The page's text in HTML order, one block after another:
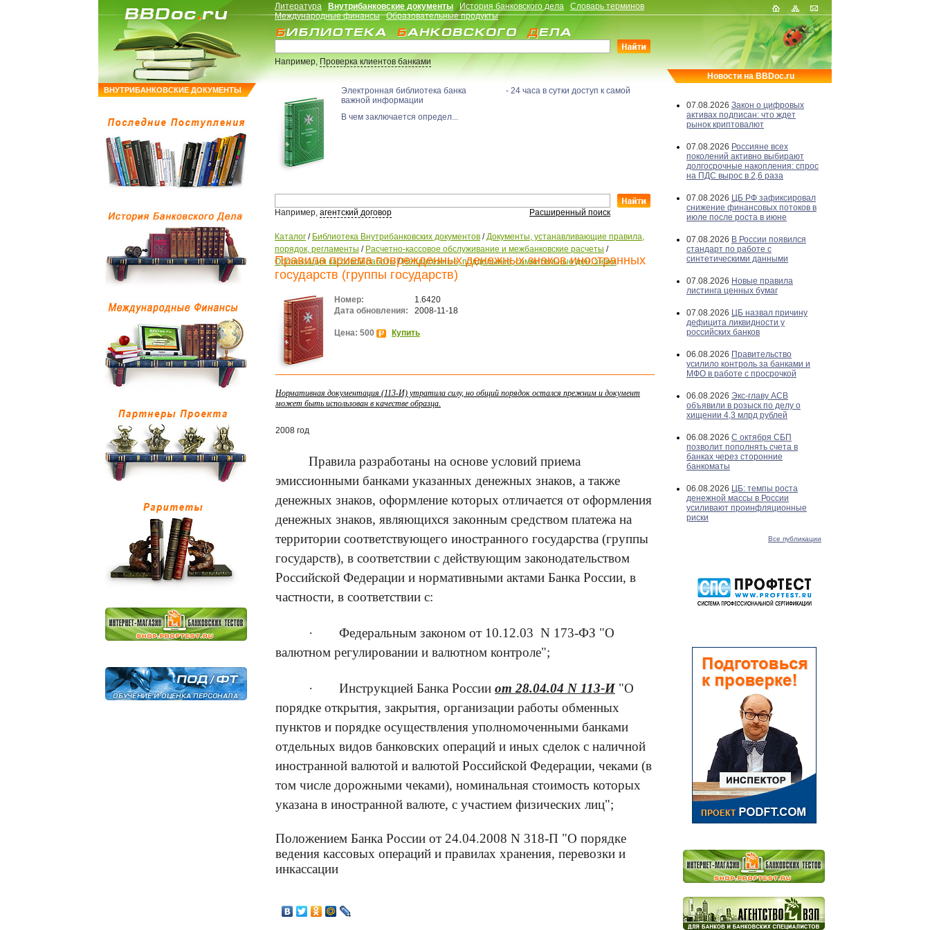
ВНУТРИБАНКОВСКИЕ ДОКУМЕНТЫ
Литература Внутрибанковские документы История банковского дела
Словарь терминов
Международные финансы
Образовательные продукты
Например,Проверка клиентов банками
Электронная библиотека банка - 24 часа в сутки доступ к самой
важной информации
В чем заключается определ...
Например, агентский договор Расширенный поиск
Каталог / Библиотека Внутрибанковских документов /Документы, устанавливающие правила,
порядок, регламенты / Расчетно-кассовое обслуживание и межбанковские расчеты /
Организация кассовой работы /Неплатежные, поддельные, сомнительные ден. знаки
Правила приема поврежденных денежных знаков иностранных
государств (группы государств)
Номер:
1.6420
Дата обновления:
2008-11-18
Цена: 500 Купить
Нормативная документация (113-И) утратила силу, но общий порядок остался прежним и документ
может быть использован в качестве образца.
2008 год
Правила разработаны на основе условий приема
эмиссионными банками указанных денежных знаков, а также
денежных знаков, оформление которых отличается от оформления
денежных знаков, являющихся законным средством платежа на
территории соответствующего иностранного государства (группы
государств), в соответствии с действующим законодательством
Российской Федерации и нормативными актами Банка России, в
частности, в соответствии с:
·
Федеральным законом от 10.12.03 N 173-ФЗ "О
валютном регулировании и валютном контроле";
· Инструкцией Банка России от 28.04.04 N 113-И"О
порядке открытия, закрытия, организации работы обменных
пунктов и порядке осуществления уполномоченными банками
отдельных видов банковских операций и иных сделок с наличной
иностранной валютой и валютой Российской Федерации, чеками (в
том числе дорожными чеками), номинальная стоимость которых
указана в иностранной валюте, с участием физических лиц";
Положением Банка России от 24.04.2008 N 318-П "О порядке
ведения кассовых операций и правилах хранения, перевозки и
инкассации
Новости на BBDoc.ru
07.08.2026 Закон о цифровых
активах подписан: что ждет
рынок криптовалют
07.08.2026 Россияне всех
поколений активно выбирают
долгосрочные накопления: спрос
на ПДС вырос в 2,6 раза
07.08.2026 ЦБ РФ зафиксировал
снижение финансовых потоков в
июле после роста в июне
07.08.2026 В России появился
стандарт по работе с
синтетическими данными
07.08.2026 Новые правила
листинга ценных бумаг
07.08.2026 ЦБ назвал причину
дефицита ликвидности у
российских банков
06.08.2026 Правительство
усилило контроль за банками и
МФО в работе с просрочкой
06.08.2026 Экс-главу АСВ
объявили в розыск по делу о
хищении 4,3 млрд рублей
06.08.2026 С октября СБП
позволит пополнять счета в
банках через сторонние
банкоматы
06.08.2026 ЦБ: темпы роста
денежной массы в России
усиливают проинфляционные
риски
Все публикации